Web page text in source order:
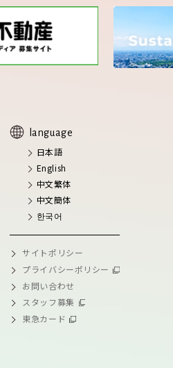
language
日本語
English
中文繁体
中文簡体
한국어
サイトポリシー
プライバシーポリシー
お問い合わせ
スタッフ募集
東急カード